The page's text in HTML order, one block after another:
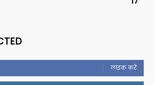
लाइक करें